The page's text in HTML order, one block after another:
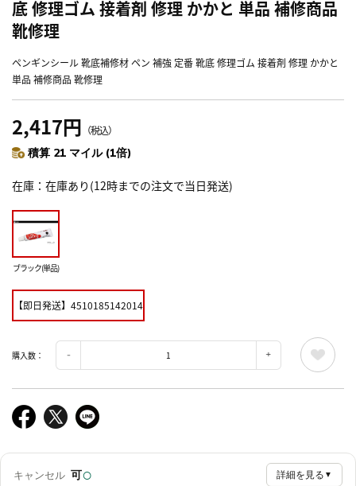
底 修理ゴム 接着剤 修理 かかと 単品 補修商品
靴修理
ペンギンシール 靴底補修材 ペン 補強 定番 靴底 修理ゴム 接着剤 修理 かかと
単品 補修商品 靴修理
2,417円 （税込）
積算 21 マイル (1倍)
在庫 在庫あり(12時までの注文で当日発送)
ブラック(単品)
【即日発送】4510185142014
購入数：
キャンセル 可○ 詳細を見る ▼